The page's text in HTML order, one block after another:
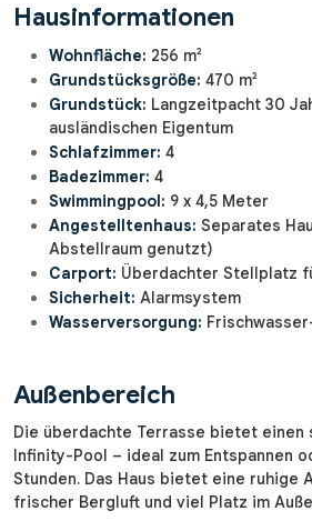
Hausinformationen
Wohnfläche: 256 m²
Grundstücksgröße: 470 m²
Grundstück: Langzeitpacht 30
ausländischen Eigentum
Schlafzimmer: 4
Badezimmer: 4
Swimmingpool: 9 x 4,5 Meter
Angestelltenhaus: Separates
Abstellraum genutzt)
Carport: Überdachter Stellplatz
Sicherheit: Alarmsystem
Wasserversorgung:
Außenbereich
Die überdachte Terrasse bietet einen
Infinity-Pool – ideal zum Entspannen
Stunden. Das Haus bietet eine ruhige
frischer Bergluft und viel Platz im